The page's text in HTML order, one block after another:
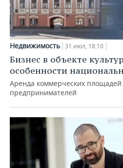
Недвижимость 31 июл, 18:10
Бизнес в объекте
особенности
Аренда коммерческих
предпринимателей